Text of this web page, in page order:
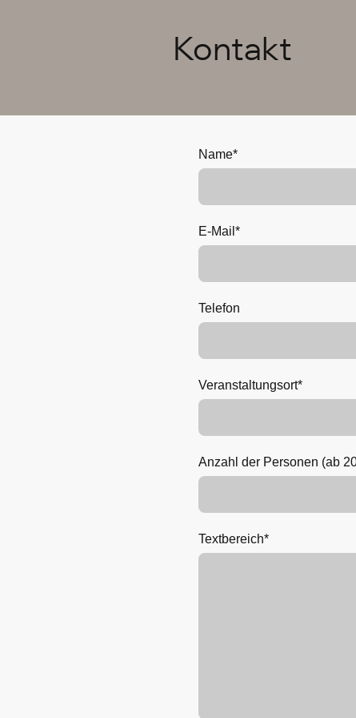
Kontakt
Name*
E-Mail *
Telefon
Veranstaltungsort*
Anzahl der Personen (ab
Textbereich*